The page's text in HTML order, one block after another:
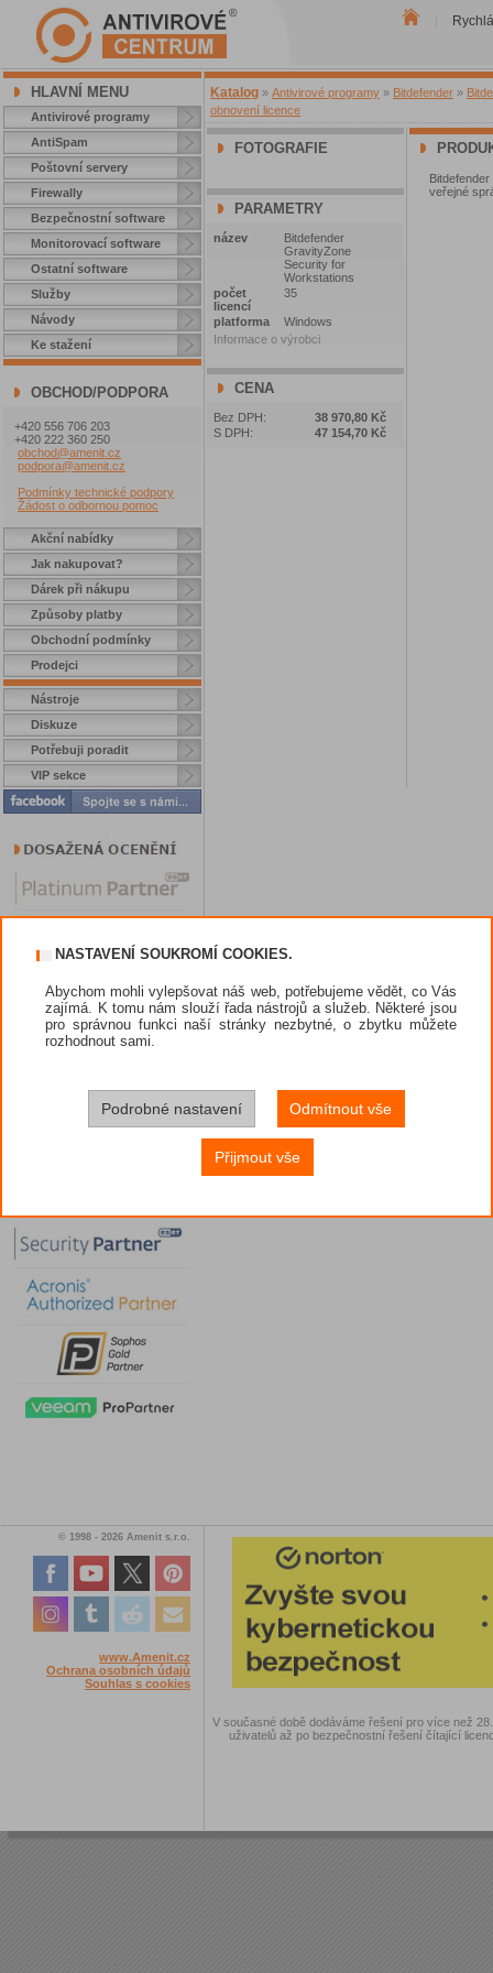
HLAVNÍ MENU
Antivirové programy
AntiSpam
Poštovní servery
Firewally
Bezpečnostní software
Monitorovací software
Ostatní software
Služby
Návody
Ke stažení
OBCHOD/PODPORA
+420 556 706 203
+420 222 360 250
obchod@amenit.cz
podpora@amenit.cz
Podmínky technické podpory
Žádost o odbornou pomoc
Akční nabídky
Jak nakupovat?
Dárek při nákupu
Způsoby platby
Obchodní podmínky
Prodejci
Nástroje
Diskuze
Potřebuji poradit
VIP sekce
Katalog » Antivirové programy » Bitdefender »
obnovení licence
FOTOGRAFIE
PARAMETRY
název
Bitdefender
GravityZone
Security for
Workstations
počet
licencí
35
platforma
Windows
Informace o výrobci
CENA
Bez DPH:
38 970,80 Kč
S DPH:
47 154,70 Kč
veřejné
© 1998 - 2026 Amenit s.r.o.
www.Amenit.cz
Ochrana osobních údajů
Souhlas s cookies
V současné době dodáváme řešení pro více než
uživatelů až po bezpečnostní řešení čítající
NASTAVENÍ SOUKROMÍ COOKIES.
Abychom mohli vylepšovat náš web, potřebujeme vědět, co Vás
zajímá. K tomu nám slouží řada nástrojů a služeb. Některé jsou
pro správnou funkci naší stránky nezbytné, o zbytku můžete
rozhodnout sami.
Podrobné nastavení Odmítnout vše
Přijmout vše